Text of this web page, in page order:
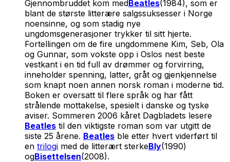
Gjennombruddet kom medBeatles(1984), som er
blant de største litterære salgssuksesser i Norge
noensinne, og som stadig nye
ungdomsgenerasjoner trykker til sitt hjerte.
Fortellingen om de fire ungdommene Kim, Seb, Ola
og Gunnar, som vokste opp i Oslos nest beste
vestkant i en tid full av drømmer og forvirring,
inneholder spenning, latter, gråt og gjenkjennelse
som knapt noen annen norsk roman i moderne tid.
Boken er oversatt til flere språk og har fått
strålende mottakelse, spesielt i danske og tyske
aviser. Sommeren 2006 kåret Dagbladets lesere
Beatles til den viktigste roman som var utgitt de
siste 25 årene. Beatles ble etter hvert viderført til
en trilogi med de litterært sterkeBly(1990)
ogBisettelsen(2008).